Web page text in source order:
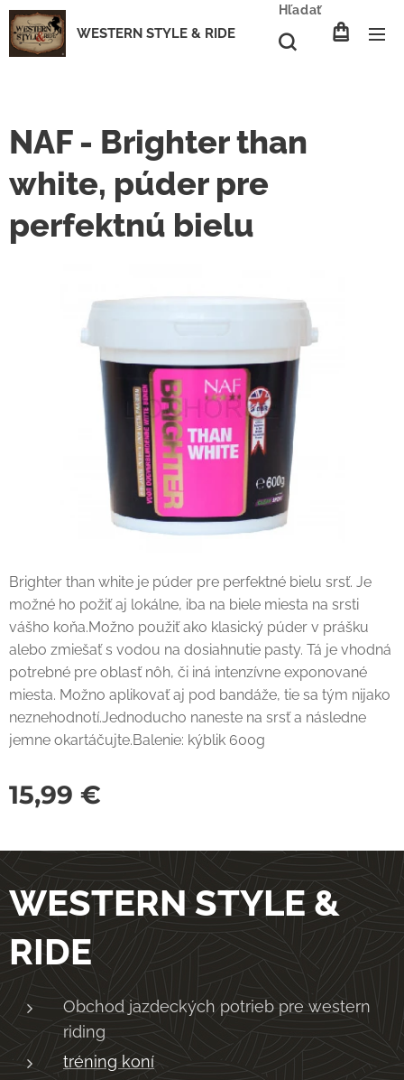
WESTERN STYLE & RIDE
Hľadať
NAF - Brighter than
white, púder pre
perfektnú bielu
Brighter than white je púder pre perfektné bielu srsť. Je
možné ho požiť aj lokálne, iba na biele miesta na srsti
vášho koňa.Možno použiť ako klasický púder v prášku
alebo zmiešať s vodou na dosiahnutie pasty. Tá je vhodná
potrebné pre oblasť nôh, či iná intenzívne exponované
miesta. Možno aplikovať aj pod bandáže, tie sa tým nijako
neznehodnotí.Jednoducho naneste na srsť a následne
jemne okartáčujte.Balenie: kýblik 600g
15,99 €
WESTERN STYLE &
RIDE
Obchod jazdeckých potrieb pre western
riding
tréning koní